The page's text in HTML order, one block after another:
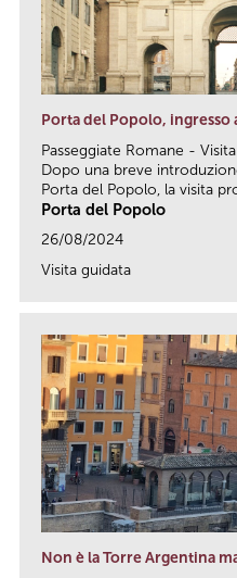
Porta del Popolo, ingresso
Passeggiate Romane -
Dopo una breve
Porta del Popolo, la visita
Porta del Popolo
26/08/2024
Visita guidata
Non è la Torre Argentina